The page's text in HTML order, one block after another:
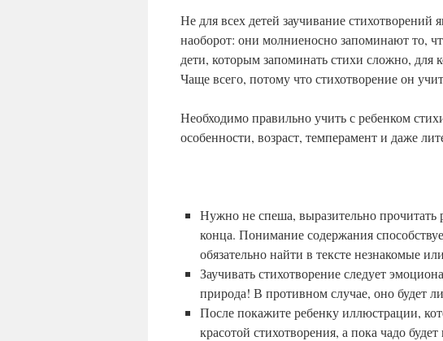
Не для всех детей заучивание
наоборот: они молниеносно запоминают то,
дети, которым запоминать стихи сложно,
Чаще всего, потому что стихотворение он
Необходимо правильно учить с ребенком
особенности, возраст, темперамент и даже
Нужно не спеша, выразительно прочитать
конца. Понимание содержания
обязательно найти в тексте незнакомые
Заучивать стихотворение следует
природа! В противном случае, оно будет
После покажите ребенку иллюстрации,
красотой стихотворения, а пока чадо